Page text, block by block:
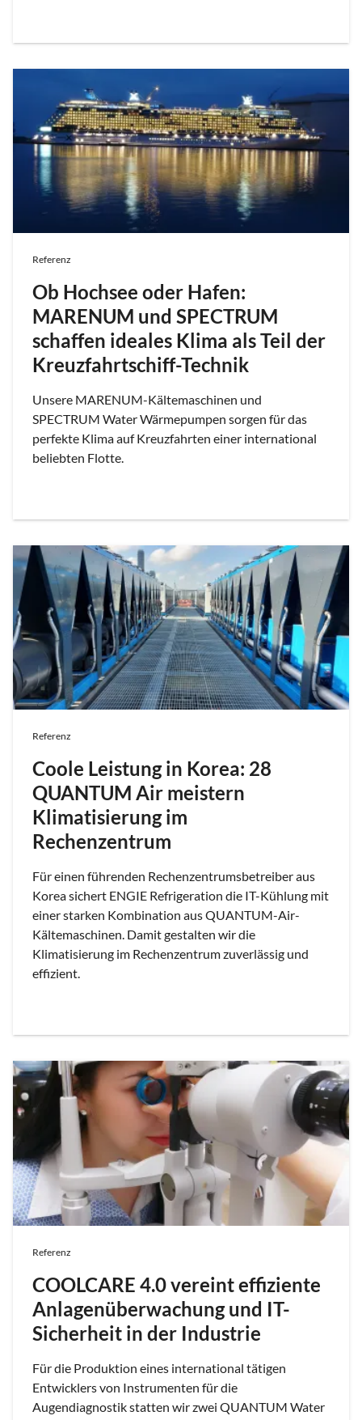
Referenz
Ob Hochsee oder Hafen:
MARENUM und SPECTRUM
schaffen ideales Klima als Teil der
Kreuzfahrtschiff-Technik
Unsere MARENUM-Kältemaschinen und
SPECTRUM Water Wärmepumpen sorgen für das
perfekte Klima auf Kreuzfahrten einer international
beliebten Flotte.
Referenz
Coole Leistung in Korea: 28
QUANTUM Air meistern
Klimatisierung im
Rechenzentrum
Für einen führenden Rechenzentrumsbetreiber aus
Korea sichert ENGIE Refrigeration die IT-Kühlung mit
einer starken Kombination aus QUANTUM-Air-
Kältemaschinen. Damit gestalten wir die
Klimatisierung im Rechenzentrum zuverlässig und
effizient.
Referenz
COOLCARE 4.0 vereint effiziente
Anlagenüberwachung und IT-
Sicherheit in der Industrie
Für die Produktion eines international tätigen
Entwicklers von Instrumenten für die
Augendiagnostik statten wir zwei QUANTUM Water